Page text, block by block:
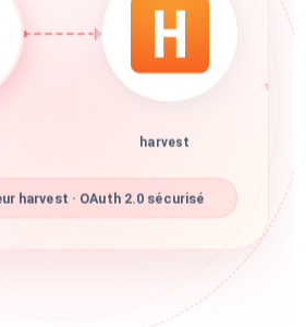
harvest
harvest · OAuth 2.0 sécurisé